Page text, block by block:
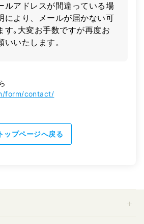
ルアドレスが間違っている場
により、メールが届かない可
す｡大変お手数ですが再度お
いいたします。
form/contact/
トップページへ戻る